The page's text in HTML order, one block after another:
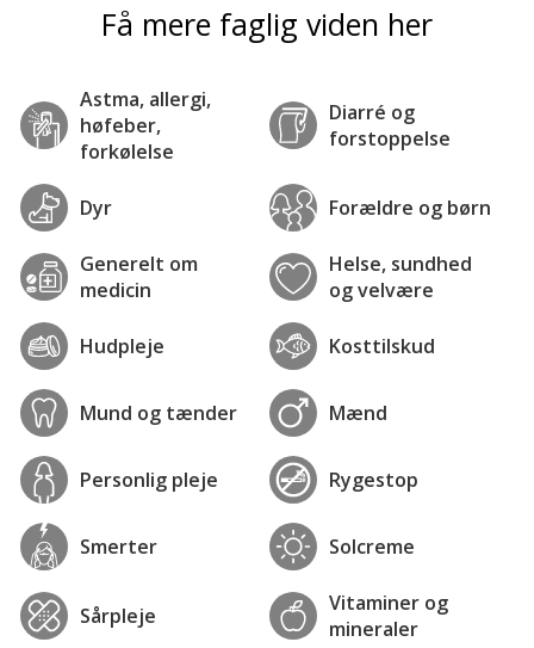
Få mere faglig viden her
Astma, allergi,
høfeber,
forkølelse
Diarré og
forstoppelse
Dyr Forældre og børn
Generelt om
medicin
Helse, sundhed
og velvære
Hudpleje Kosttilskud
Mund og tænder Mænd
Personlig pleje Rygestop
Smerter Solcreme
Sårpleje
Vitaminer og
mineraler